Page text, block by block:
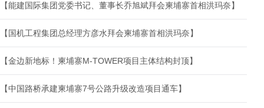
【能建国际集团党委书记、董事长乔旭斌拜会柬埔寨首相洪玛奈】
【国机工程集团总经理方彦水拜会柬埔寨首相洪玛奈】
【金边新地标！柬埔寨M-TOWER项目主体结构封顶】
【中国路桥承建柬埔寨7号公路升级改造项目通车】